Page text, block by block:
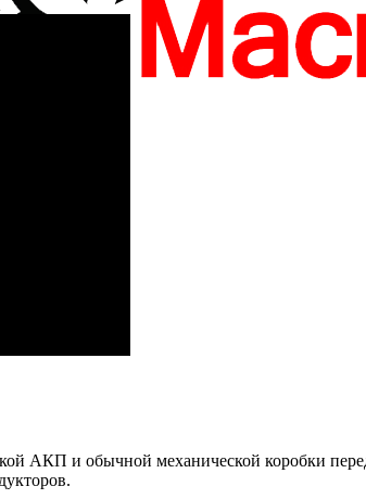
АКП и обычной механической коробки